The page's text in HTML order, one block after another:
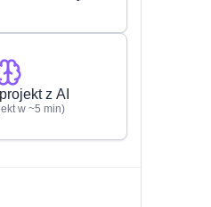
z AI
w ~5 min)